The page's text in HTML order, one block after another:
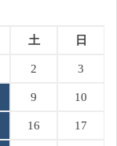
土 日
2 3
9 10
16 17